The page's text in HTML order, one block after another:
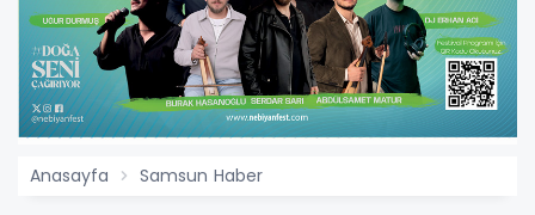
Anasayfa Samsun Haber